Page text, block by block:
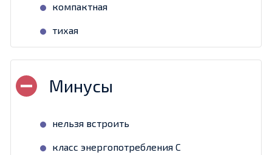
компактная
тихая
нельзя встроить
класс энергопотребления С